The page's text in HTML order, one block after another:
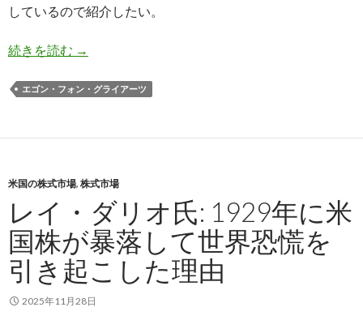
しているので紹介したい。
続きを読む フォン・グライアーツ氏: ビットコインはゴール
→
エゴン・フォン・グライアーツ
米国の株式市場, 株式市場
レイ・ダリオ氏: 1929年に米
国株が暴落して世界恐慌を
引き起こした理由
2025年11月28日